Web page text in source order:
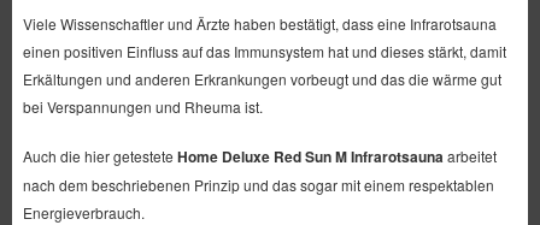
Viele Wissenschaftler und Ärzte haben bestätigt, dass eine Infrarotsauna
einen positiven Einfluss auf das Immunsystem hat und dieses stärkt, damit
Erkältungen und anderen Erkrankungen vorbeugt und das die wärme gut
bei Verspannungen und Rheuma ist.
Auch die hier getestete Home Deluxe Red Sun M Infrarotsauna arbeitet
nach dem beschriebenen Prinzip und das sogar mit einem respektablen
Energieverbrauch.